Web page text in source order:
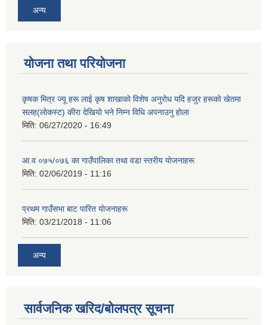
अन्य
योजना तथा परियोजना
कृषक मित्र ज्यू हरू लाई कृष शाखाकाे विशेष अनुराेध यदि हजुर हरूकाे खेतमा
सलह(लाेकस्ट) कीरा देखियाे भने निम्न विधि अपनाउनु हाेला
मिति: 06/27/2020 - 16:49
आ‍.व ०७५/०७६ का गाउँपालिका तथा वडा स्तरीय याेजनाहरू
मिति: 02/06/2019 - 11:16
प्रथम गाउँसभा बाट पारित याेजनाहरू
मिति: 03/21/2018 - 11:06
अन्य
सार्वजनिक खरिद/बोलपत्र सूचना